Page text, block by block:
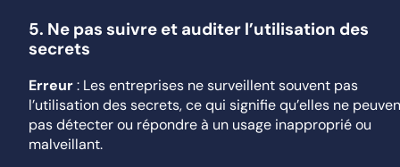
5. Ne pas suivre et auditer l’utilisation des
secrets
Erreur: Les entreprises ne surveillent souvent pas
l’utilisation des secrets, ce qui signifie qu’elles ne
pas détecter ou répondre à un usage inapproprié ou
malveillant.